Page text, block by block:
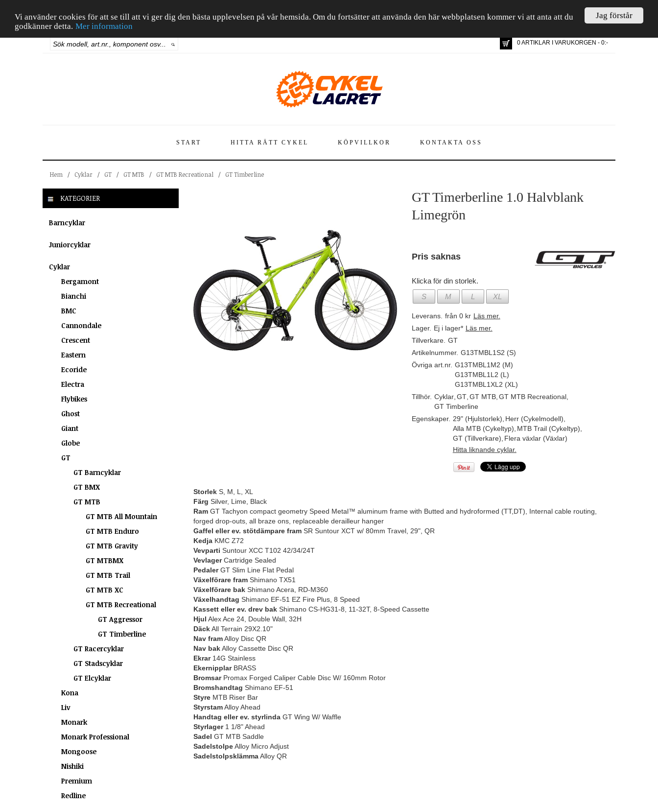
Jag förstår
Vi använder cookies för att se till att vi ger dig den bästa upplevelsen på vår hemsida. Om du fortsätter att använda den här webbplatsen kommer vi att anta att du
godkänner detta. Mer information
0 ARTIKLAR I VARUKORGEN - 0:-
START HITTA RÄTT CYKEL KÖPVILLKOR KONTAKTA OSS
Hem / Cyklar / GT / GT MTB / GT MTB Recreational / GT Timberline
KATEGORIER
Barncyklar
Juniorcyklar
Cyklar
Bergamont
Bianchi
BMC
Cannondale
Crescent
Eastern
Ecoride
Electra
Flybikes
Ghost
Giant
Globe
GT
GT Barncyklar
GT BMX
GT MTB
GT MTB All Mountain
GT MTB Enduro
GT MTB Gravity
GT MTBMX
GT MTB Trail
GT MTB XC
GT MTB Recreational
GT Aggressor
GT Timberline
GT Racercyklar
GT Stadscyklar
GT Elcyklar
Kona
Liv
Monark
Monark Professional
Mongoose
Nishiki
Premium
Redline
GT Timerberline 1.0 Halvblank
Limegrön
Pris saknas
Klicka för din storlek.
S
M L XL
Leverans. från 0 kr Läs mer.
Lager. Ej i lager* Läs mer.
Tillverkare. GT
Artikelnummer. G13TMBL1S2 (S)
Övriga art.nr. G13TMBL1M2 (M)
G13TMBL1L2 (L)
G13TMBL1XL2 (XL)
Tillhör. Cyklar, GT, GT MTB, GT MTB Recreational,
GT Timberline
Egenskaper. 29" (Hjulstorlek) Herr (Cykelmodell)
Alla MTB (Cykeltyp) MTB Trail (Cykeltyp)
GT (Tillverkare) Flera växlar (Växlar)
Hitta liknande cyklar.
StorlekS, M, L, XL
Färg Silver, Lime, Black
RamGT Tachyon compact geometry Speed Metal™ aluminum frame with Butted and hydroformed (TT,DT), Internal cable routing,
forged drop-outs, all braze ons, replaceable derailleur hanger
Gaffel eller ev. stötdämpare framSR Suntour XCT w/ 80mm Travel, 29", QR
KedjaKMC Z72
Vevparti Suntour XCC T102 42/34/24T
VevlagerCartridge Sealed
PedalerGT Slim Line Flat Pedal
Växelförare framShimano TX51
Växelförare bakShimano Acera, RD-M360
Växelhandtag Shimano EF-51 EZ Fire Plus, 8 Speed
Kassett eller ev. drev bakShimano CS-HG31-8, 11-32T, 8-Speed Cassette
Hjul Alex Ace 24, Double Wall, 32H
DäckAll Terrain 29X2.10"
Nav framAlloy Disc QR
Nav bakAlloy Cassette Disc QR
Ekrar14G Stainless
EkernipplarBRASS
BromsarPromax Forged Caliper Cable Disc W/ 160mm Rotor
Bromshandtag Shimano EF-51
StyreMTB Riser Bar
StyrstamAlloy Ahead
Handtag eller ev. styrlindaGT Wing W/ Waffle
Styrlager1 1/8" Ahead
Sadel GT MTB Saddle
SadelstolpeAlloy Micro Adjust
SadelstolpsklämmaAlloy QR